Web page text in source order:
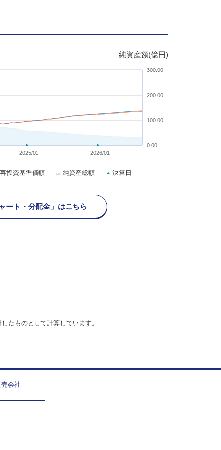
純資産額(億円)
2025/01 2026/01
0.00
100.00
200.00
300.00
投資基準価額 純資産総額 決算日
ャート・分配金」はこちら
たものとして計算しています。
会社